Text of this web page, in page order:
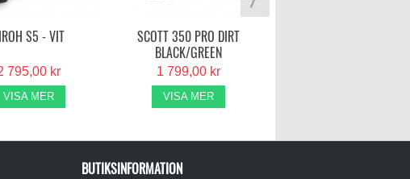
S5 - VIT
795,00 kr
VISA MER
SCOTT 350 PRO DIRT
BLACK/GREEN
1 799,00 kr
VISA MER
BUTIKSINFORMATION